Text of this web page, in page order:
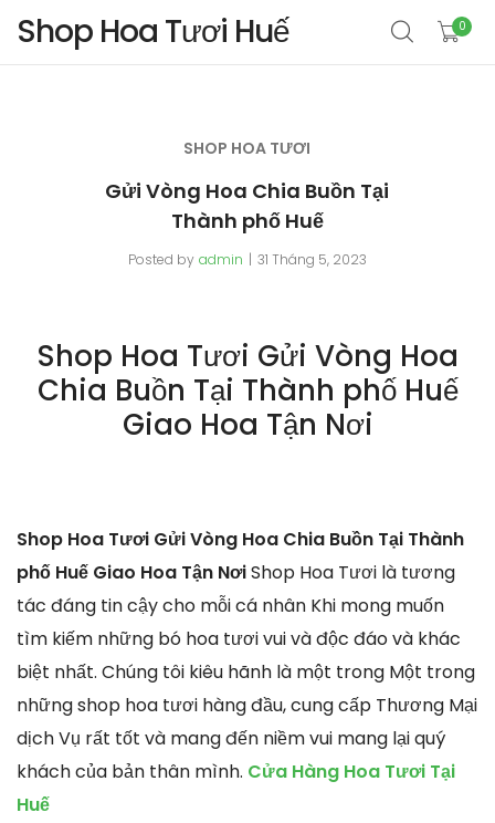
Shop Hoa Tươi Huế 0
SHOP HOA TƯƠI
Gửi Vòng Hoa Chia Buồn Tại
Thành phố Huế
Posted by admin 31 Tháng 5, 2023
Shop Hoa Tươi Gửi Vòng Hoa
Chia Buồn Tại Thành phố Huế
Giao Hoa Tận Nơi
Shop Hoa Tươi Gửi Vòng Hoa Chia Buồn Tại Thành
phố Huế Giao Hoa Tận NơiShop Hoa Tươi là tương
tác đáng tin cậy cho mỗi cá nhân Khi mong muốn
tìm kiếm những bó hoa tươi vui và độc đáo và khác
biệt nhất. Chúng tôi kiêu hãnh là một trong Một trong
những shop hoa tươi hàng đầu, cung cấp Thương Mại
dịch Vụ rất tốt và mang đến niềm vui mang lại quý
khách của bản thân mình. Cửa Hàng Hoa Tươi Tại
Huế